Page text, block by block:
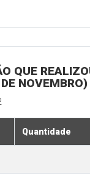
QUE
NOVEMBRO)
Quantidade